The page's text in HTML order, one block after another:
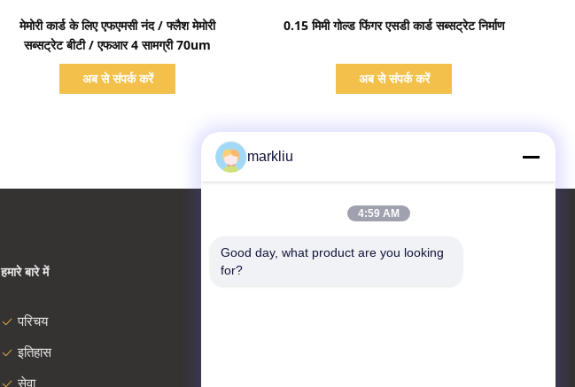
प्रदर्शन का विवरण
मेमोरी कार्ड के लिए एफएमसी नंद / फ्लैश मेमोरी
सब्सट्रेट बीटी / एफआर 4 सामग्री 70um
अब से संपर्क करें
प्रदर्शन का विवरण
0.15 मिमी गोल्ड फिंगर एसडी कार्ड सब्सट्रेट निर्माण
अब से संपर्क करें
हमारे बारे में
परिचय
इतिहास
सेवा
markliu
4:59 AM
Good day, what product are you looking
for?